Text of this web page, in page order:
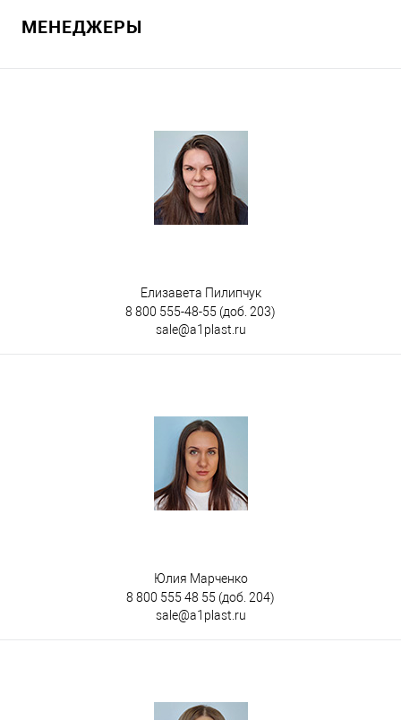
В избранное
МЕНЕДЖЕРЫ
Елизавета Пилипчук
8 800 555-48-55 (доб. 203)
sale@a1plast.ru
Юлия Марченко
8 800 555 48 55 (доб. 204)
sale@a1plast.ru